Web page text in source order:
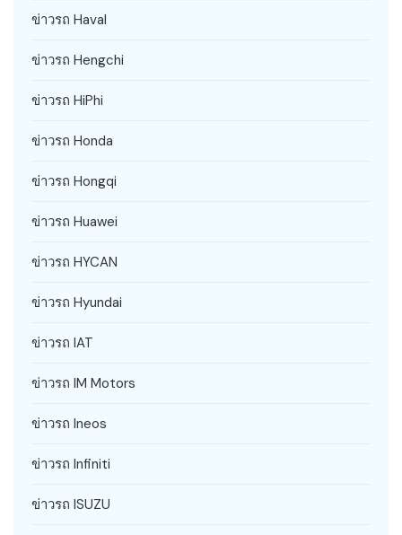
ข่าวรถ Haval
ข่าวรถ Hengchi
ข่าวรถ HiPhi
ข่าวรถ Honda
ข่าวรถ Hongqi
ข่าวรถ Huawei
ข่าวรถ HYCAN
ข่าวรถ Hyundai
ข่าวรถ IAT
ข่าวรถ IM Motors
ข่าวรถ Ineos
ข่าวรถ Infiniti
ข่าวรถ ISUZU